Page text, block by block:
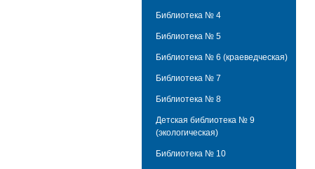
Библиотека № 4
Библиотека № 5
Библиотека № 6 (краеведческая)
Библиотека № 7
Библиотека № 8
Детская библиотека № 9
(экологическая)
Библиотека № 10